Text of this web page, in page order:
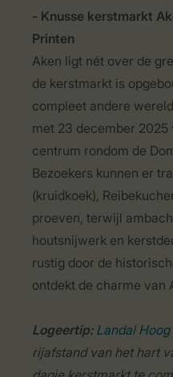
- Knusse kerstmarkt
Printen
Aken ligt nét over de
de kerstmarkt is
compleet andere
met 23 december
centrum rondom de
Bezoekers kunnen er
(kruidkoek),
proeven, terwijl
houtsnijwerk en
rustig door de
ontdekt de charme van
Logeertip: Landal Hoog
rijafstand van het hart